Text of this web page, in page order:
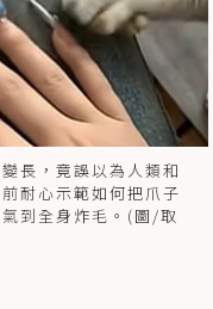
長，竟誤以為人類和
耐心示範如何把爪子
到全身炸毛。(圖/取